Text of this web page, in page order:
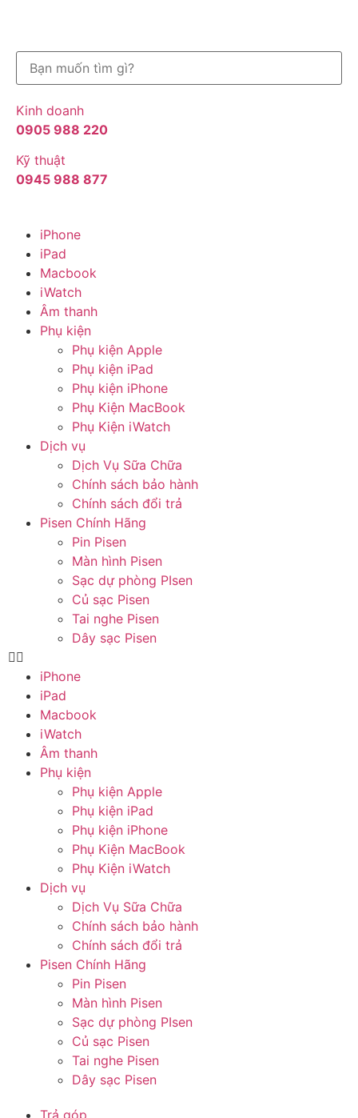
Kinh doanh
0905 988 220
Kỹ thuật
0945 988 877
iPhone
iPad
Macbook
iWatch
Âm thanh
Phụ kiện
Phụ kiện Apple
Phụ kiện iPad
Phụ kiện iPhone
Phụ Kiện MacBook
Phụ Kiện iWatch
Dịch vụ
Dịch Vụ Sữa Chữa
Chính sách bảo hành
Chính sách đổi trả
Pisen Chính Hãng
Pin Pisen
Màn hình Pisen
Sạc dự phòng PIsen
Củ sạc Pisen
Tai nghe Pisen
Dây sạc Pisen
iPhone
iPad
Macbook
iWatch
Âm thanh
Phụ kiện
Phụ kiện Apple
Phụ kiện iPad
Phụ kiện iPhone
Phụ Kiện MacBook
Phụ Kiện iWatch
Dịch vụ
Dịch Vụ Sữa Chữa
Chính sách bảo hành
Chính sách đổi trả
Pisen Chính Hãng
Pin Pisen
Màn hình Pisen
Sạc dự phòng PIsen
Củ sạc Pisen
Tai nghe Pisen
Dây sạc Pisen
Trả góp